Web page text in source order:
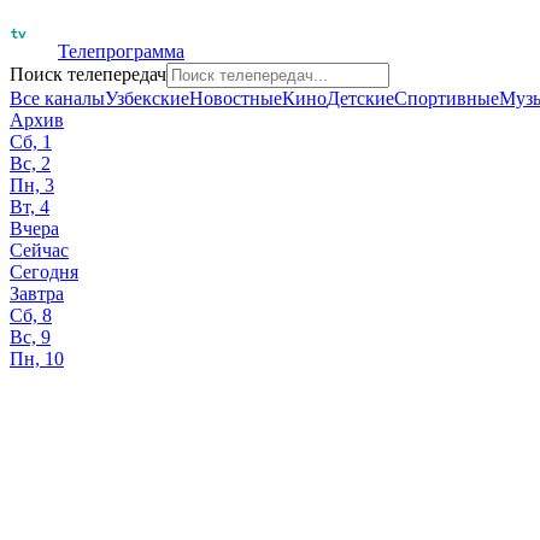
Телепрограмма
Поиск телепередач
Все каналыУзбекскиеНовостныеКиноДетскиеСпортивные
Архив
Сб, 1
Вс, 2
Пн, 3
Вт, 4
Вчера
Сейчас
Сегодня
Завтра
Сб, 8
Вс, 9
Пн, 10